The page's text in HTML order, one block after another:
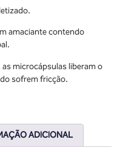
amaciante contendo
microcápsulas liberam o
sofrem fricção.
ADICIONAL